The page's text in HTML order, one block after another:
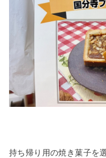
持ち帰り用の焼き菓子を